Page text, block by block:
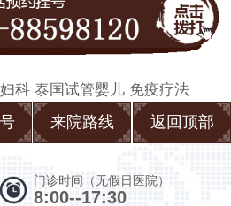
科 泰国试管婴儿 免疫疗法
来院路线 返回顶部
门诊时间（无假日医院）
8:00--17:30